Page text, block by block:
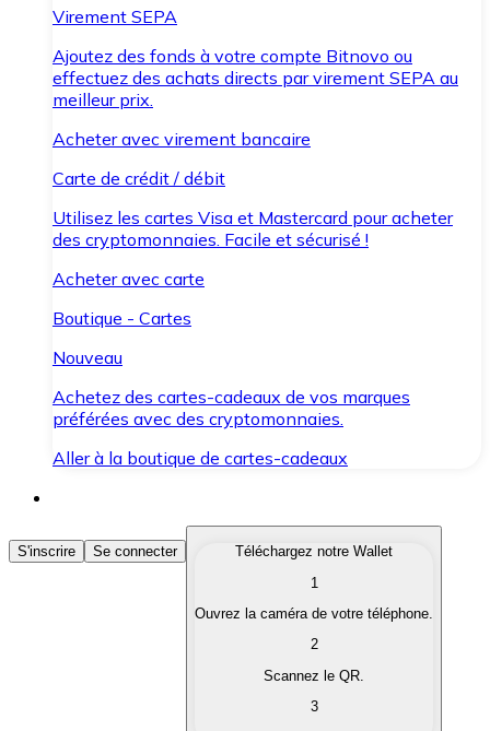
Virement SEPA
Ajoutez des fonds à votre compte Bitnovo ou
effectuez des achats directs par virement SEPA au
meilleur prix.
Acheter avec virement bancaire
Carte de crédit / débit
Utilisez les cartes Visa et Mastercard pour acheter
des cryptomonnaies. Facile et sécurisé !
Acheter avec carte
Boutique - Cartes
Nouveau
Achetez des cartes-cadeaux de vos marques
préférées avec des cryptomonnaies.
Aller à la boutique de cartes-cadeaux
Acheter des Cryptomonnaies
Achetez les cryptomonnaies qui vous intéressent
Convertissez vos cryptomonnaies en monnaie
S'inscrire Se connecter
Téléchargez notre Wallet
1
Ouvrez la caméra de votre téléphone.
2
Scannez le QR.
3